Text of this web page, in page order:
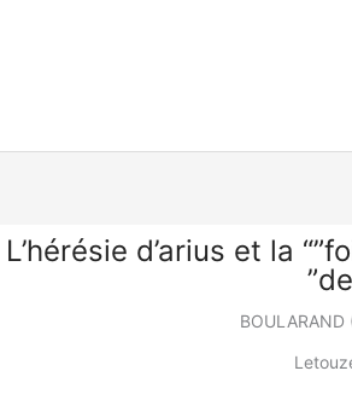
“L’hérésie d’arius et la